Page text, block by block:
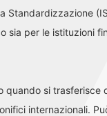
Standardizzazione
sia per le istituzioni
quando si trasferisce
internazionali.